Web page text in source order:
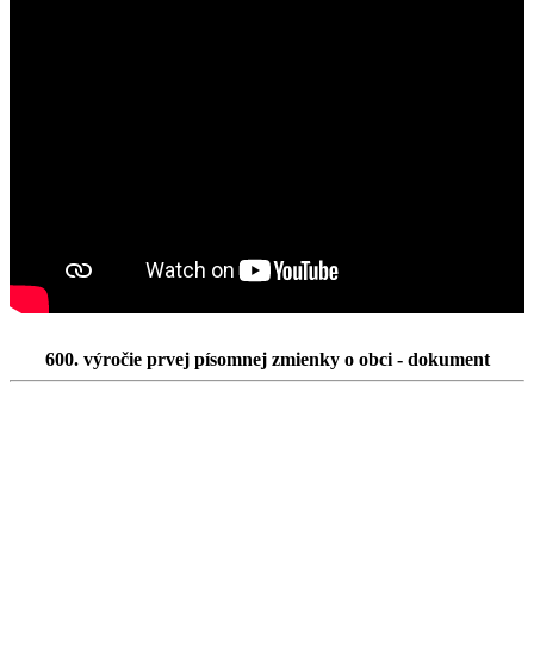
600. výročie prvej písomnej zmienky o obci - dokument